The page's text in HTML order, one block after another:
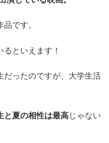
です。
といえます！
だったのですが、大学生活
と夏の相性は最高じゃない